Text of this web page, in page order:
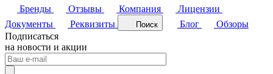
Бренды
Отзывы Компания
Лицензии
Документы
Реквизиты Поиск Блог
Обзоры
Подписаться
на новости и акции